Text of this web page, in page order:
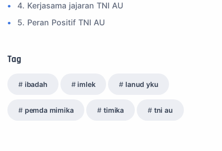
4. Kerjasama jajaran TNI AU
5. Peran Positif TNI AU
7. Spam Bukan Berita TNI
9. Tni au
10. Masalah anggota TNI AU
Tag
ibadah imlek lanud yku
pemda mimika timika tni au